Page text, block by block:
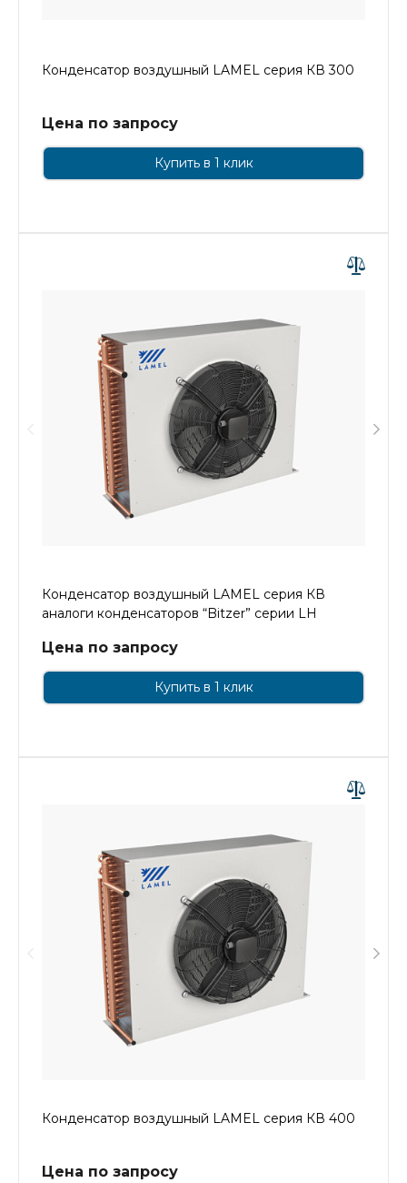
Конденсатор воздушный LAMEL серия КВ 300
Цена по запросу
Купить в 1 клик
Конденсатор воздушный LAMEL серия КВ
аналоги конденсаторов “Bitzer” серии LH
Цена по запросу
Купить в 1 клик
Конденсатор воздушный LAMEL серия КВ 400
Цена по запросу